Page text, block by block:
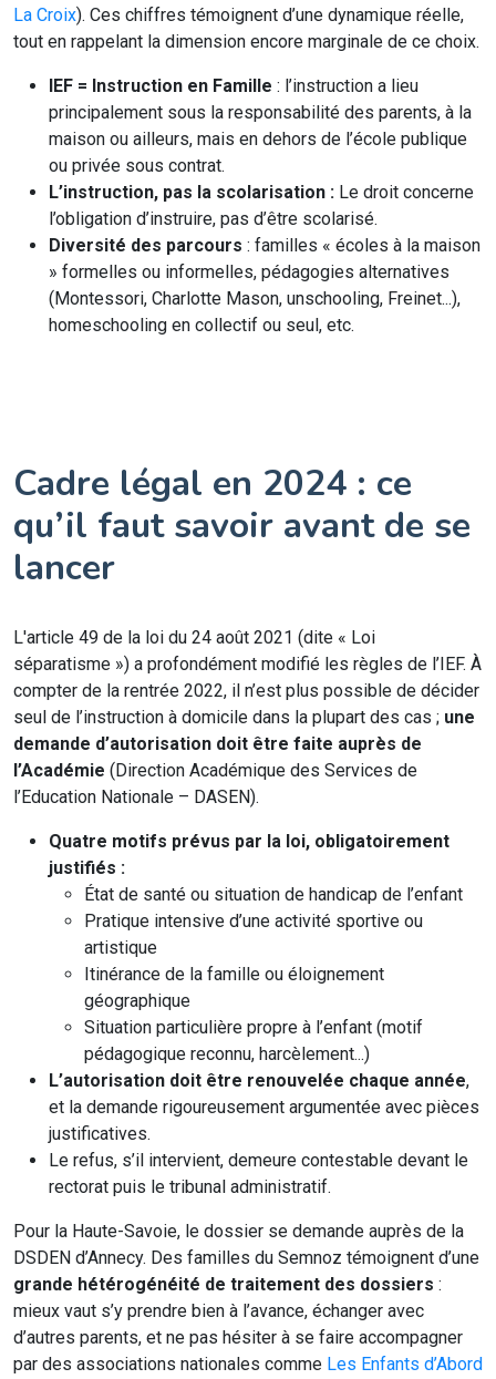
La Croix). Ces chiffres témoignent d’une dynamique réelle,
tout en rappelant la dimension encore marginale de ce choix.
IEF = Instruction en Famille : l’instruction a lieu
principalement sous la responsabilité des parents, à la
maison ou ailleurs, mais en dehors de l’école publique
ou privée sous contrat.
L’instruction, pas la scolarisation : Le droit concerne
l’obligation d’instruire, pas d’être scolarisé.
Diversité des parcours : familles « écoles à la maison
» formelles ou informelles, pédagogies alternatives
(Montessori, Charlotte Mason, unschooling, Freinet...),
homeschooling en collectif ou seul, etc.
Cadre légal en 2024 : ce
qu’il faut savoir avant de se
lancer
L'article 49 de la loi du 24 août 2021 (dite « Loi
séparatisme ») a profondément modifié les règles de l’IEF. À
compter de la rentrée 2022, il n’est plus possible de décider
seul de l’instruction à domicile dans la plupart des cas ; une
demande d’autorisation doit être faite auprès de
l’Académie (Direction Académique des Services de
l’Education Nationale – DASEN).
Quatre motifs prévus par la loi, obligatoirement
justifiés :
État de santé ou situation de handicap de l’enfant
Pratique intensive d’une activité sportive ou
artistique
Itinérance de la famille ou éloignement
géographique
Situation particulière propre à l’enfant (motif
pédagogique reconnu, harcèlement...)
L’autorisation doit être renouvelée chaque année,
et la demande rigoureusement argumentée avec pièces
justificatives.
Le refus, s’il intervient, demeure contestable devant le
rectorat puis le tribunal administratif.
Pour la Haute-Savoie, le dossier se demande auprès de la
DSDEN d’Annecy. Des familles du Semnoz témoignent d’une
grande hétérogénéité de traitement des dossiers :
mieux vaut s’y prendre bien à l’avance, échanger avec
d’autres parents, et ne pas hésiter à se faire accompagner
par des associations nationales comme Les Enfants d’Abord